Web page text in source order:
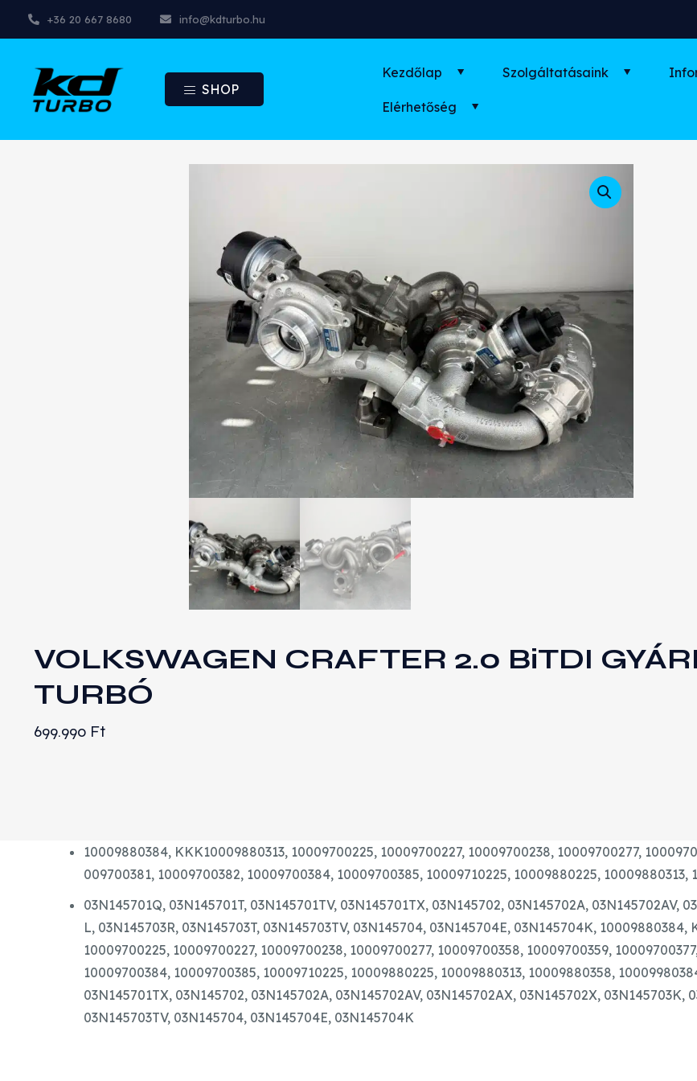
+36 20 667 8680 info@kdturbo.hu
SHOP
Kezdőlap Szolgáltatásaink
Elérhetőség
VOLKSWAGEN CRAFTER 2.0 BiTDI
TURBÓ
699.990 Ft
10009880384, KKK10009880313, 10009700225, 10009700227, 10009700238, 10009700277,
009700381, 10009700382, 10009700384, 10009700385, 10009710225, 10009880225, 10009880313,
03N145701Q, 03N145701T, 03N145701TV, 03N145701TX, 03N145702, 03N145702A, 03N145702AV,
L, 03N145703R, 03N145703T, 03N145703TV, 03N145704, 03N145704E, 03N145704K, 10009880384,
10009700225, 10009700227, 10009700238, 10009700277, 10009700358, 10009700359,
10009700384, 10009700385, 10009710225, 10009880225, 10009880313, 10009880358,
03N145701TX, 03N145702, 03N145702A, 03N145702AV, 03N145702AX, 03N145702X, 03N145703K,
03N145703TV, 03N145704, 03N145704E, 03N145704K